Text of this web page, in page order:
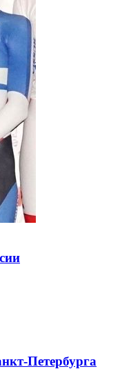
Петербурга